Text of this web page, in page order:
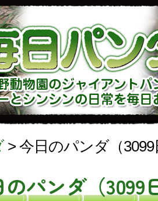
> 今日のパンダ（3099
パンダ（3099